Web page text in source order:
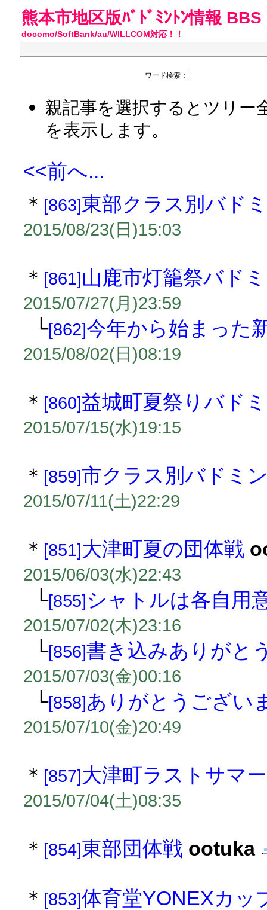
熊本市地区版ﾊﾞﾄﾞﾐﾝﾄﾝ情報 BBS
docomo/SoftBank/au/WILLCOM対応！！
ワード検索：
親記事を選択するとツリー
を表示します。
<<前へ...
＊ [863]東部クラス別バド
2015/08/23(日)15:03
＊ [861]山鹿市灯籠祭バド
2015/07/27(月)23:59
└[862]今年から始まった
2015/08/02(日)08:19
＊ [860]益城町夏祭りバド
2015/07/15(水)19:15
＊ [859]市クラス別バドミ
2015/07/11(土)22:29
＊ [851]大津町夏の団体戦
2015/06/03(水)22:43
└[855]シャトルは各自用
2015/07/02(木)23:16
└[856]書き込みありがと
2015/07/03(金)00:16
└[858]ありがとうござい
2015/07/10(金)20:49
＊ [857]大津町ラストサマ
2015/07/04(土)08:35
＊ [854]東部団体戦 ootuka
＊ [853]体育堂YONEXカッ